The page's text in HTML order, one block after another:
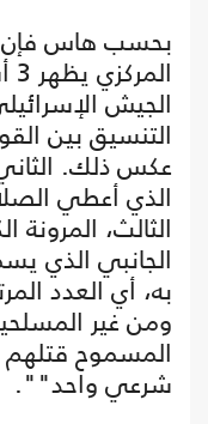
بحسب هاس فإن
الجيش
التنسيق بين
عكس ذلك.
الذي أعطي
الثالث، المرونة
الجانبي الذي
به، أي العدد
ومن غير
المسموح
شرعي واحد"".